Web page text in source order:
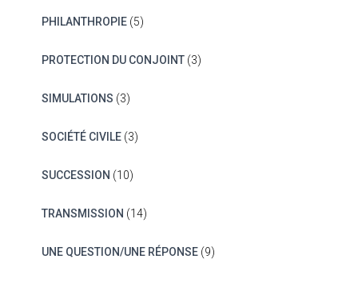
PHILANTHROPIE(5)
PROTECTION DU CONJOINT(3)
SIMULATIONS (3)
SOCIÉTÉ CIVILE(3)
SUCCESSION (10)
TRANSMISSION (14)
UNE QUESTION/UNE RÉPONSE(9)